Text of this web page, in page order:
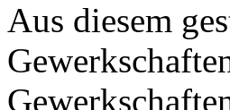
Aus diesem